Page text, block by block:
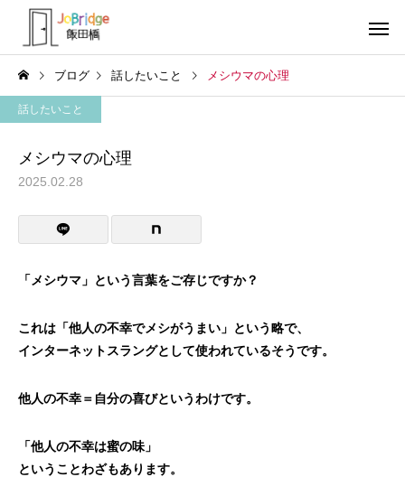
働き続けるための土台
ブログ 話したいこと メシウマの心理
話したいこと
メシウマの心理
2025.02.28
「メシウマ」という言葉をご存じですか？
これは「他人の不幸でメシがうまい」という略で、
インターネットスラングとして使われているそうです。
他人の不幸＝自分の喜びというわけです。
「他人の不幸は蜜の味」
ということわざもあります。